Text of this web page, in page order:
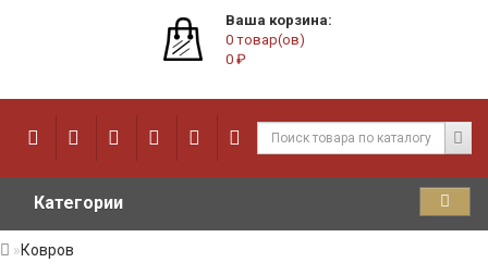
Ваша корзина:
0 товар(ов)
0 ₽
Категории
Ковров